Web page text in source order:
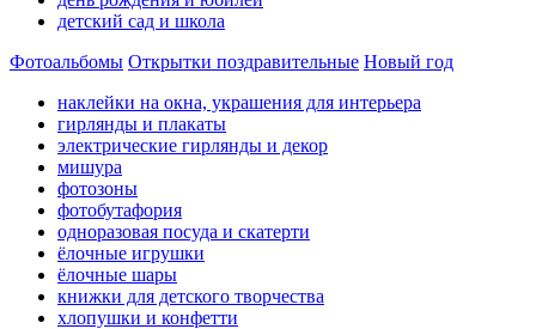
детский сад и школа
Фотоальбомы Открытки поздравительные Новый год
наклейки на окна, украшения для интерьера
гирлянды и плакаты
электрические гирлянды и декор
мишура
фотозоны
фотобутафория
одноразовая посуда и скатерти
ёлочные игрушки
ёлочные шары
книжки для детского творчества
хлопушки и конфетти